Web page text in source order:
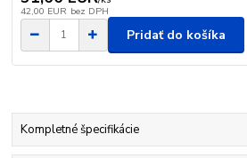
42,00 EUR bez DPH
Pridať do košíka
Kompletné špecifikácie